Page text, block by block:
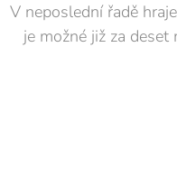
V neposlední řadě
je možné již za